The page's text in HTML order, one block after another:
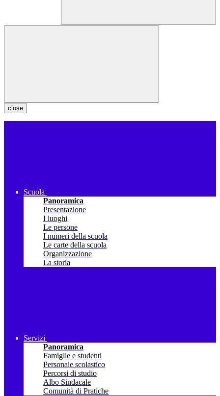
close
Scuola
Panoramica
Presentazione
I luoghi
Le persone
I numeri della scuola
Le carte della scuola
Organizzazione
La storia
Servizi
Panoramica
Famiglie e studenti
Personale scolastico
Percorsi di studio
Albo Sindacale
Comunità di Pratiche